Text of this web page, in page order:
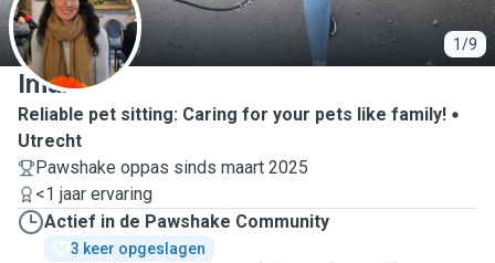
1/9
I
Iman
Reliable pet sitting: Caring for your pets like family!
Utrecht
Pawshake oppas sinds maart 2025
<1 jaar ervaring
Actief in de Pawshake Community
3 keer opgeslagen